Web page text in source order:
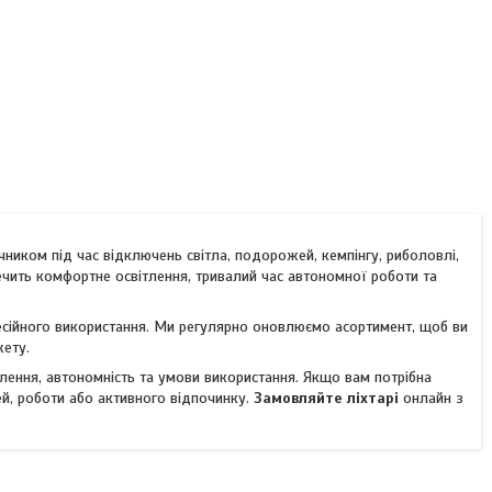
під час відключень світла, подорожей, кемпінгу, риболовлі,
комфортне освітлення, тривалий час автономної роботи та
використання. Ми регулярно оновлюємо асортимент, щоб ви
автономність та умови використання. Якщо вам потрібна
або активного відпочинку. Замовляйте ліхтарі онлайн з